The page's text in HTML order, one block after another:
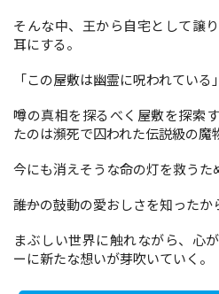
そんな中、王から自宅として譲
耳にする。
「この屋敷は幽霊に呪われている」
噂の真相を探るべく屋敷を探索
たのは瀕死で囚われた伝説級の魔物
今にも消えそうな命の灯を救うた
――誰かの鼓動の愛おしさを知ったか
まぶしい世界に触れながら、心
ーに新たな想いが芽吹いていく。